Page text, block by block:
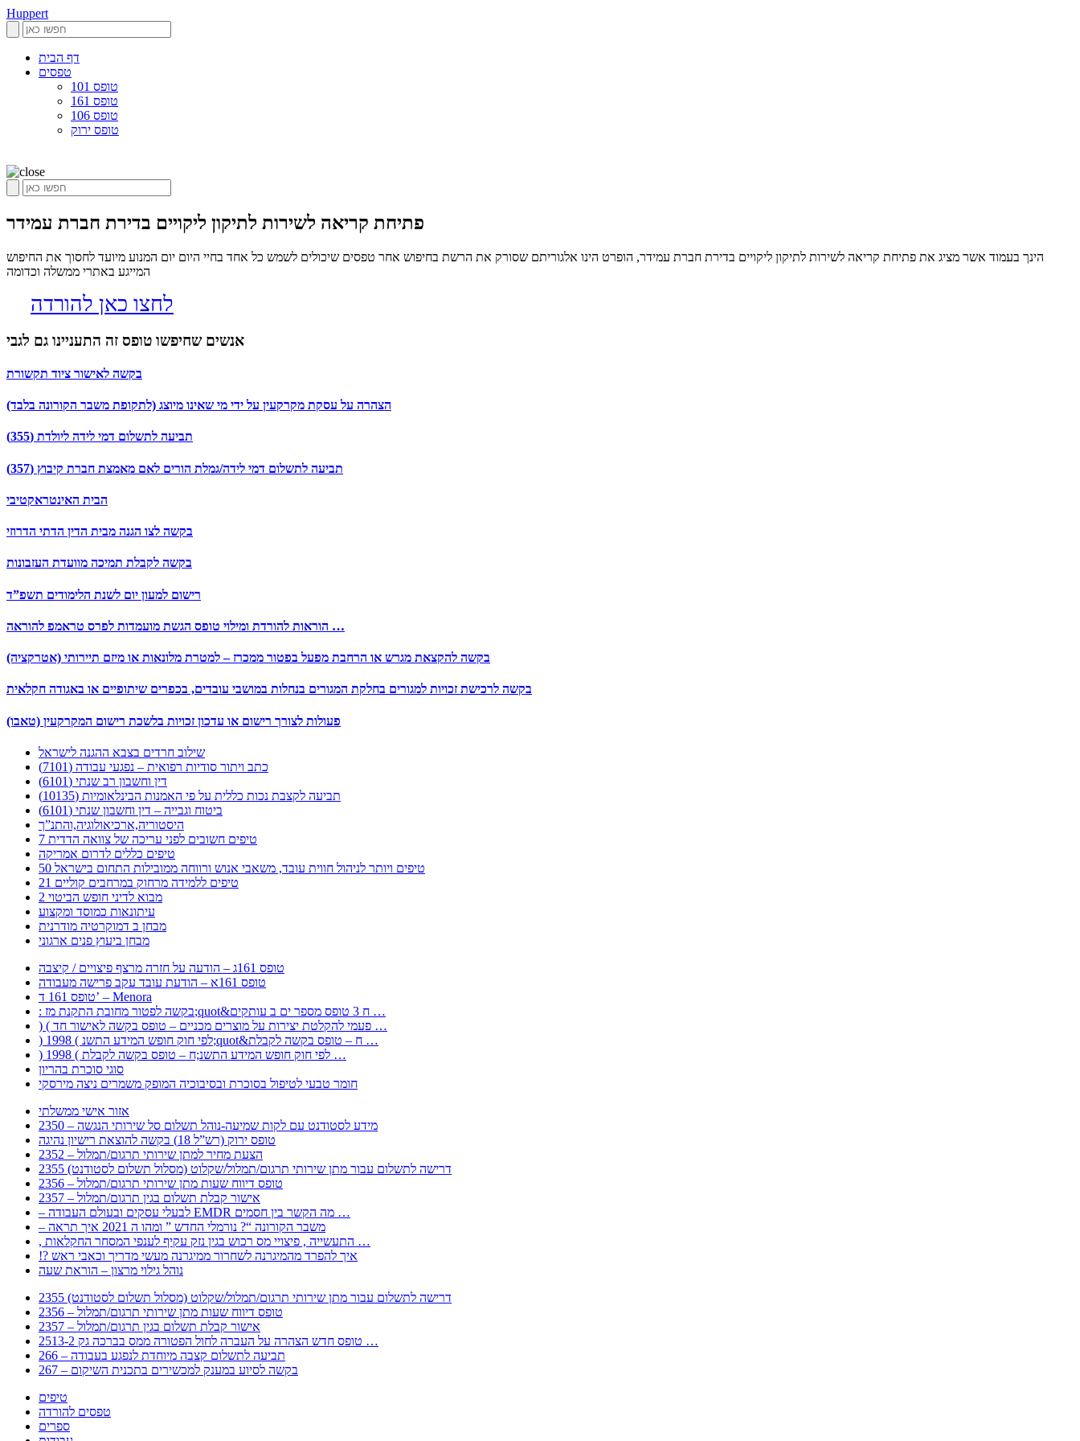
Huppert
דף הבית
טפסים
טופס 101
טופס 161
טופס 106
טופס ירוק
פתיחת קריאה לשירות לתיקון ליקויים בדירת חברת עמידר
הינך בעמוד אשר מציג את פתיחת קריאה לשירות לתיקון ליקויים בדירת חברת עמידר, הופרט הינו אלגוריתם שסורק את הרשת בחיפוש אחר טפסים שיכולים לשמש כל אחד בחיי היום יום המנוע מיועד לחסוך את החיפוש
המייגע באתרי ממשלה וכדומה
לחצו כאן להורדה
אנשים שחיפשו טופס זה התעניינו גם לגבי
בקשה לאישור ציוד תקשורת
הצהרה על עסקת מקרקעין על ידי מי שאינו מיוצג (לתקופת משבר הקורונה בלבד)
תביעה לתשלום דמי לידה ליולדת (355)
תביעה לתשלום דמי לידה/גמלת הורים לאם מאמצת חברת קיבוץ (357)
הבית האינטראקטיבי
בקשה לצו הגנה מבית הדין הדתי הדרוזי
בקשה לקבלת תמיכה מוועדת העזבונות
רישום למעון יום לשנת הלימודים תשפ”ד
הוראות להורדת ומילוי טופס הגשת מועמדות לפרס טראמפ להוראה …
בקשה להקצאת מגרש או הרחבת מפעל בפטור ממכרז – למטרת מלונאות או מיזם תיירותי (אטרקציה)
בקשה לרכישת זכויות למגורים בחלקת המגורים בנחלות במושבי עובדים, בכפרים שיתופיים או באגודה חקלאית
פעולות לצורך רישום או עדכון זכויות בלשכת רישום המקרקעין (טאבו)
שילוב חרדים בצבא ההגנה לישראל
כתב ויתור סודיות רפואית – נפגעי עבודה (7101)
דין וחשבון רב שנתי (6101)
תביעה לקצבת נכות כללית על פי האמנות הבינלאומיות (10135)
ביטוח וגבייה – דין וחשבון שנתי (6101)
היסטוריה,ארכיאולוגיה,והתנ”ך
7 טיפים חשובים לפני עריכה של צוואה הדדית
טיפים כללים לדרום אמריקה
50 טיפים ויותר לניהול חווית עובד, משאבי אנוש ורווחה ממובילות התחום בישראל
21 טיפים ללמידה מרחוק במרחבים קוליים
מבוא לדיני חופש הביטוי 2
עיתונאות כמוסד ומקצוע
מבחן ב דמוקרטיה מודרנית
מבחן ביעוץ פנים ארגוני
טופס 161ג – הודעה על חזרה מרצף פיצויים / קיצבה
טופס 161א – הודעת עובד עקב פרישה מעבודה
טופס 161 ד’ – Menora
: בקשה לפטור מחובת התקנת מז;quot&ח 3 טופס מספר ים ב עותקים …
) ( פעמי להקלטת יצירות על מוצרים מכניים – טופס בקשה לאישור חד …
) 1998 ( לפי חוק חופש המידע התשנ;quot&ח – טופס בקשה לקבלת …
) 1998 ( לפי חוק חופש המידע התשנ;ח – טופס בקשה לקבלת …
סוגי סוכרת בהריון
חומר טבעי לטיפול בסוכרת ובסיבוכיה המופק משמרים ניצה מירסקי
אזור אישי ממשלתי
2350 – מידע לסטודנט עם לקות שמיעה-נוהל תשלום סל שירותי הנגשה
טופס ירוק (רש”ל 18) בקשה להוצאת רישיון נהיגה
2352 – הצעת מחיר למתן שירותי תרגום/תמלול
2355 דרישה לתשלום עבור מתן שירותי תרגום/תמלול/שקלוט (מסלול תשלום לסטודנט)
2356 – טופס דיווח שעות מתן שירותי תרגום/תמלול
2357 – אישור קבלת תשלום בגין תרגום/תמלול
– לבעלי עסקים ובעולם העבודה EMDR מה הקשר בין חסמים …
– משבר הקורונה “? נורמלי החדש ” ומהו ה 2021 איך תראה
, התעשייה , פיצויי מס רכוש בגין נזק עקיף לענפי המסחר החקלאות …
!? איך להפרד מהמיגרנה לשחרור ממיגרנה מעשי מדריך וכאבי ראש
נוהל גילוי מרצון – הוראת שעה
2355 דרישה לתשלום עבור מתן שירותי תרגום/תמלול/שקלוט (מסלול תשלום לסטודנט)
2356 – טופס דיווח שעות מתן שירותי תרגום/תמלול
2357 – אישור קבלת תשלום בגין תרגום/תמלול
2513-2 טופס חדש הצהרה על העברה לחול הפטורה ממס בברכה גק …
266 – תביעה לתשלום קצבה מיוחדת לנפגע בעבודה
267 – בקשה לסיוע במענק למכשירים בתכנית השיקום
טיפים
טפסים להורדה
ספרים